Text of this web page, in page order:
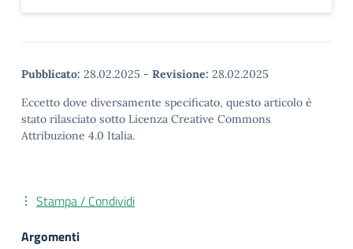
Pubblicato: 28.02.2025 - Revisione: 28.02.2025
Eccetto dove diversamente specificato, questo articolo è
stato rilasciato sotto Licenza Creative Commons
Attribuzione 4.0 Italia.
Stampa / Condividi
Argomenti